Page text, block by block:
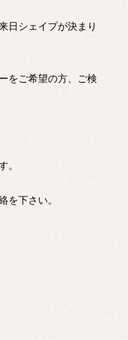
日シェイプが決まり
をご希望の方、ご検
。
を下さい。